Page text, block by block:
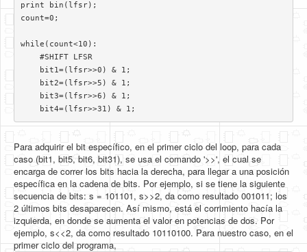
print bin(lfsr);
count=0;
while(count<10):
    bit4=(lfsr>>31) & 1;
Para adquirir el bit específico, en el primer ciclo del loop, para cada
caso (bit1, bit5, bit6, bit31), se usa el comando '>>', el cual se
encarga de correr los bits hacia la derecha, para llegar a una posición
específica en la cadena de bits. Por ejemplo, si se tiene la siguiente
secuencia de bits: s = 101101, s>>2, da como resultado 001011; los
2 últimos bits desaparecen. Así mismo, está el corrimiento hacía la
izquierda, en donde se aumenta el valor en potencias de dos. Por
ejemplo, s<<2, da como resultado 10110100. Para nuestro caso, en el
primer ciclo del programa,